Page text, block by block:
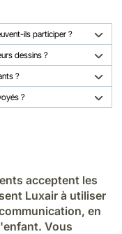
ils participer ?
dessins ?
?
?
acceptent les
Luxair à utiliser
en
Vous